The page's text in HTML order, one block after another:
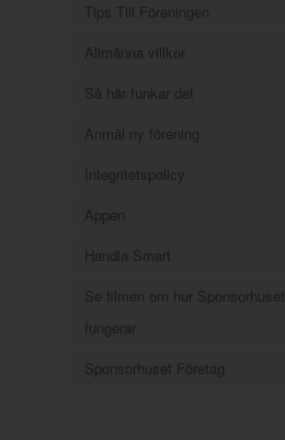
Tips Till Föreningen
Allmänna villkor
Så här funkar det
Anmäl ny förening
Integritetspolicy
Appen
Handla Smart
Se filmen om hur Sponsorhuset
fungerar
Sponsorhuset Företag